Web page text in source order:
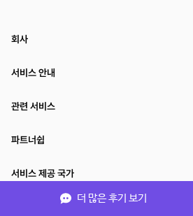
더 많은 후기 보기
회사
서비스 안내
관련 서비스
파트너쉽
서비스 제공 국가